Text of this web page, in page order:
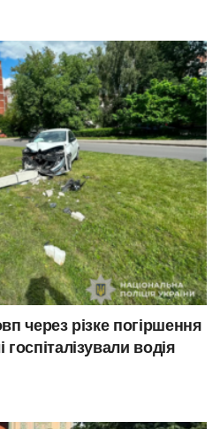
через різке погіршення
водія